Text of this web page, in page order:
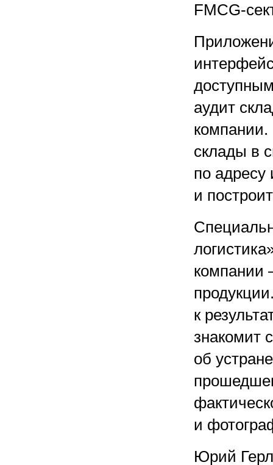
FMCG-
аудит
компании.
склады в
по адресу
и
компании
к
знакомит
об
и
Юрий